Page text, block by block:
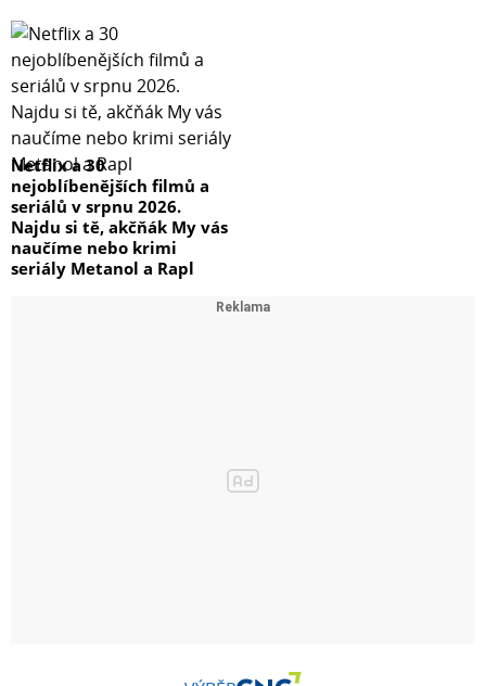
Netflix a 30
nejoblíbenějších filmů a
seriálů v srpnu 2026.
Najdu si tě, akčňák My vás
naučíme nebo krimi
seriály Metanol a Rapl